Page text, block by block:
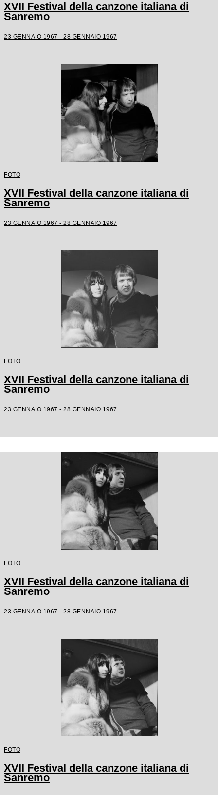
XVII Festival della canzone italiana di
Sanremo
23 GENNAIO 1967 - 28 GENNAIO 1967
FOTO
XVII Festival della canzone italiana di
Sanremo
23 GENNAIO 1967 - 28 GENNAIO 1967
FOTO
XVII Festival della canzone italiana di
Sanremo
23 GENNAIO 1967 - 28 GENNAIO 1967
FOTO
XVII Festival della canzone italiana di
Sanremo
23 GENNAIO 1967 - 28 GENNAIO 1967
FOTO
XVII Festival della canzone italiana di
Sanremo